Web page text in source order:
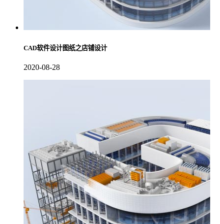
CAD软件设计图纸之店铺设计
2020-08-28